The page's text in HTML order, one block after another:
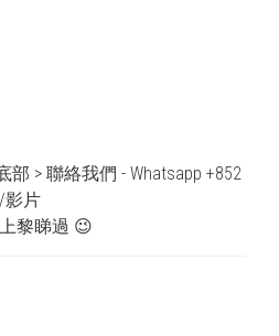
> 聯絡我們 - Whatsapp +852
影片
黎睇過 😉